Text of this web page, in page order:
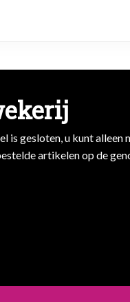
is gesloten, u kunt alleen
artikelen op de